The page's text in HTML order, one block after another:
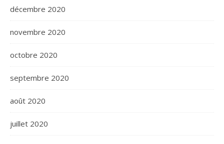
décembre 2020
novembre 2020
octobre 2020
septembre 2020
août 2020
juillet 2020